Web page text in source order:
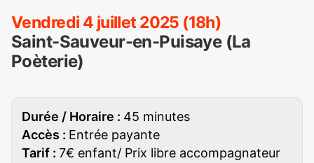
Vendredi 4 juillet 2025 (18h)
Saint-Sauveur-en-Puisaye (La
Poèterie)
Durée / Horaire : 45 minutes
Accès : Entrée payante
Tarif : 7€ enfant/ Prix libre accompagnateur